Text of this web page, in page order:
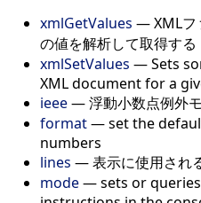
xmlGetValues — XMLフ
の値を解析して取得する
xmlSetValues — Sets
XML document for a
ieee— 浮動小数点例外
format— set the
numbers
lines — 表示に使用され
mode— sets or